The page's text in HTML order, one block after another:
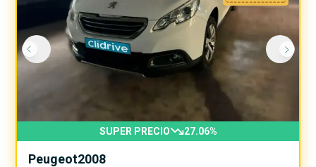
SUPER PRECIO 27.06%
Peugeot2008